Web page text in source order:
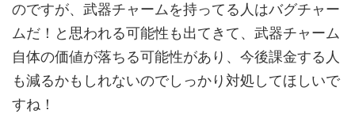
のですが、武器チャームを持ってる人はバグチャー
ムだ！と思われる可能性も出てきて、武器チャーム
自体の価値が落ちる可能性があり、今後課金する人
も減るかもしれないのでしっかり対処してほしいで
すね！